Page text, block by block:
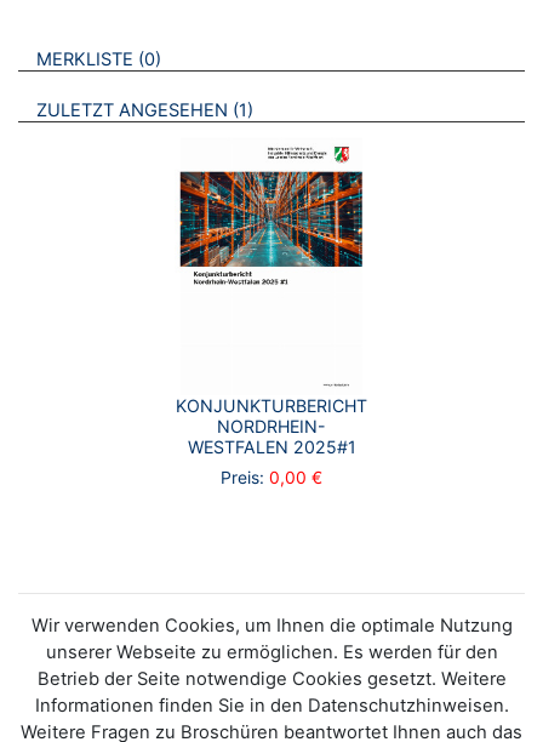
VERWEISE AUF VERMERKTE- ODER ZULETZT ANGESEHENE
MERKLISTE 0 BROSCHÜREN
ZULETZT ANGESEHEN 1 BROSCHÜREN
KONJUNKTURBERICHT
NORDRHEIN-
WESTFALEN 2025#1
Preis: 0,00 €
Wir verwenden Cookies, um Ihnen die optimale Nutzung
unserer Webseite zu ermöglichen. Es werden für den
Betrieb der Seite notwendige Cookies gesetzt. Weitere
Informationen finden Sie in den Datenschutzhinweisen.
Weitere Fragen zu Broschüren beantwortet Ihnen auch das